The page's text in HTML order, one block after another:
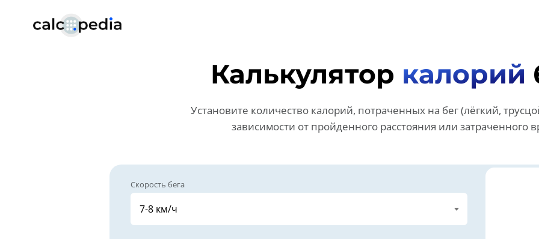
Калькулятор калорий
Установите количество калорий, потраченных на бег (лёгкий,
зависимости от пройденного расстояния или затраченного
Скорость бега